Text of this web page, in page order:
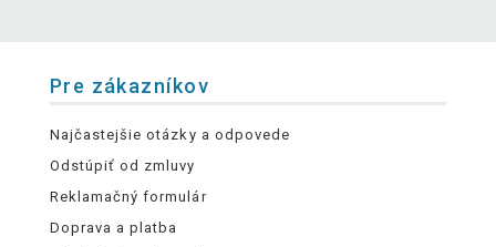
Pre zákazníkov
Najčastejšie otázky a odpovede
Odstúpiť od zmluvy
Reklamačný formulár
Doprava a platba